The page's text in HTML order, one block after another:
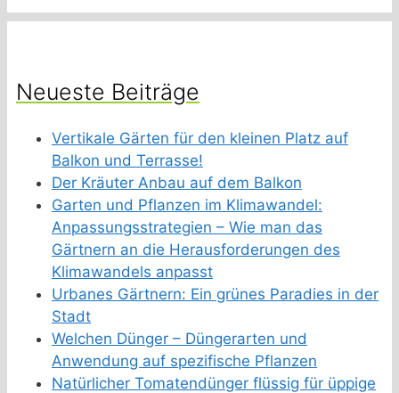
Neueste Beiträge
Vertikale Gärten für den kleinen Platz auf
Balkon und Terrasse!
Der Kräuter Anbau auf dem Balkon
Garten und Pflanzen im Klimawandel:
Anpassungsstrategien – Wie man das
Gärtnern an die Herausforderungen des
Klimawandels anpasst
Urbanes Gärtnern: Ein grünes Paradies in der
Stadt
Welchen Dünger – Düngerarten und
Anwendung auf spezifische Pflanzen
Natürlicher Tomatendünger flüssig für üppige